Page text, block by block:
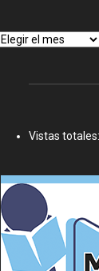
Archivos
Vistas totales: